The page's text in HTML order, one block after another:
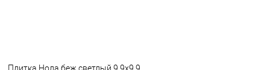
Плитка Нола беж светлый 9,9x9,9